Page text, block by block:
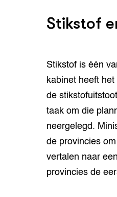
Stikstof
Stikstof is één
kabinet heeft
de
taak om die
neergelegd.
de provincies
vertalen naar
provincies de